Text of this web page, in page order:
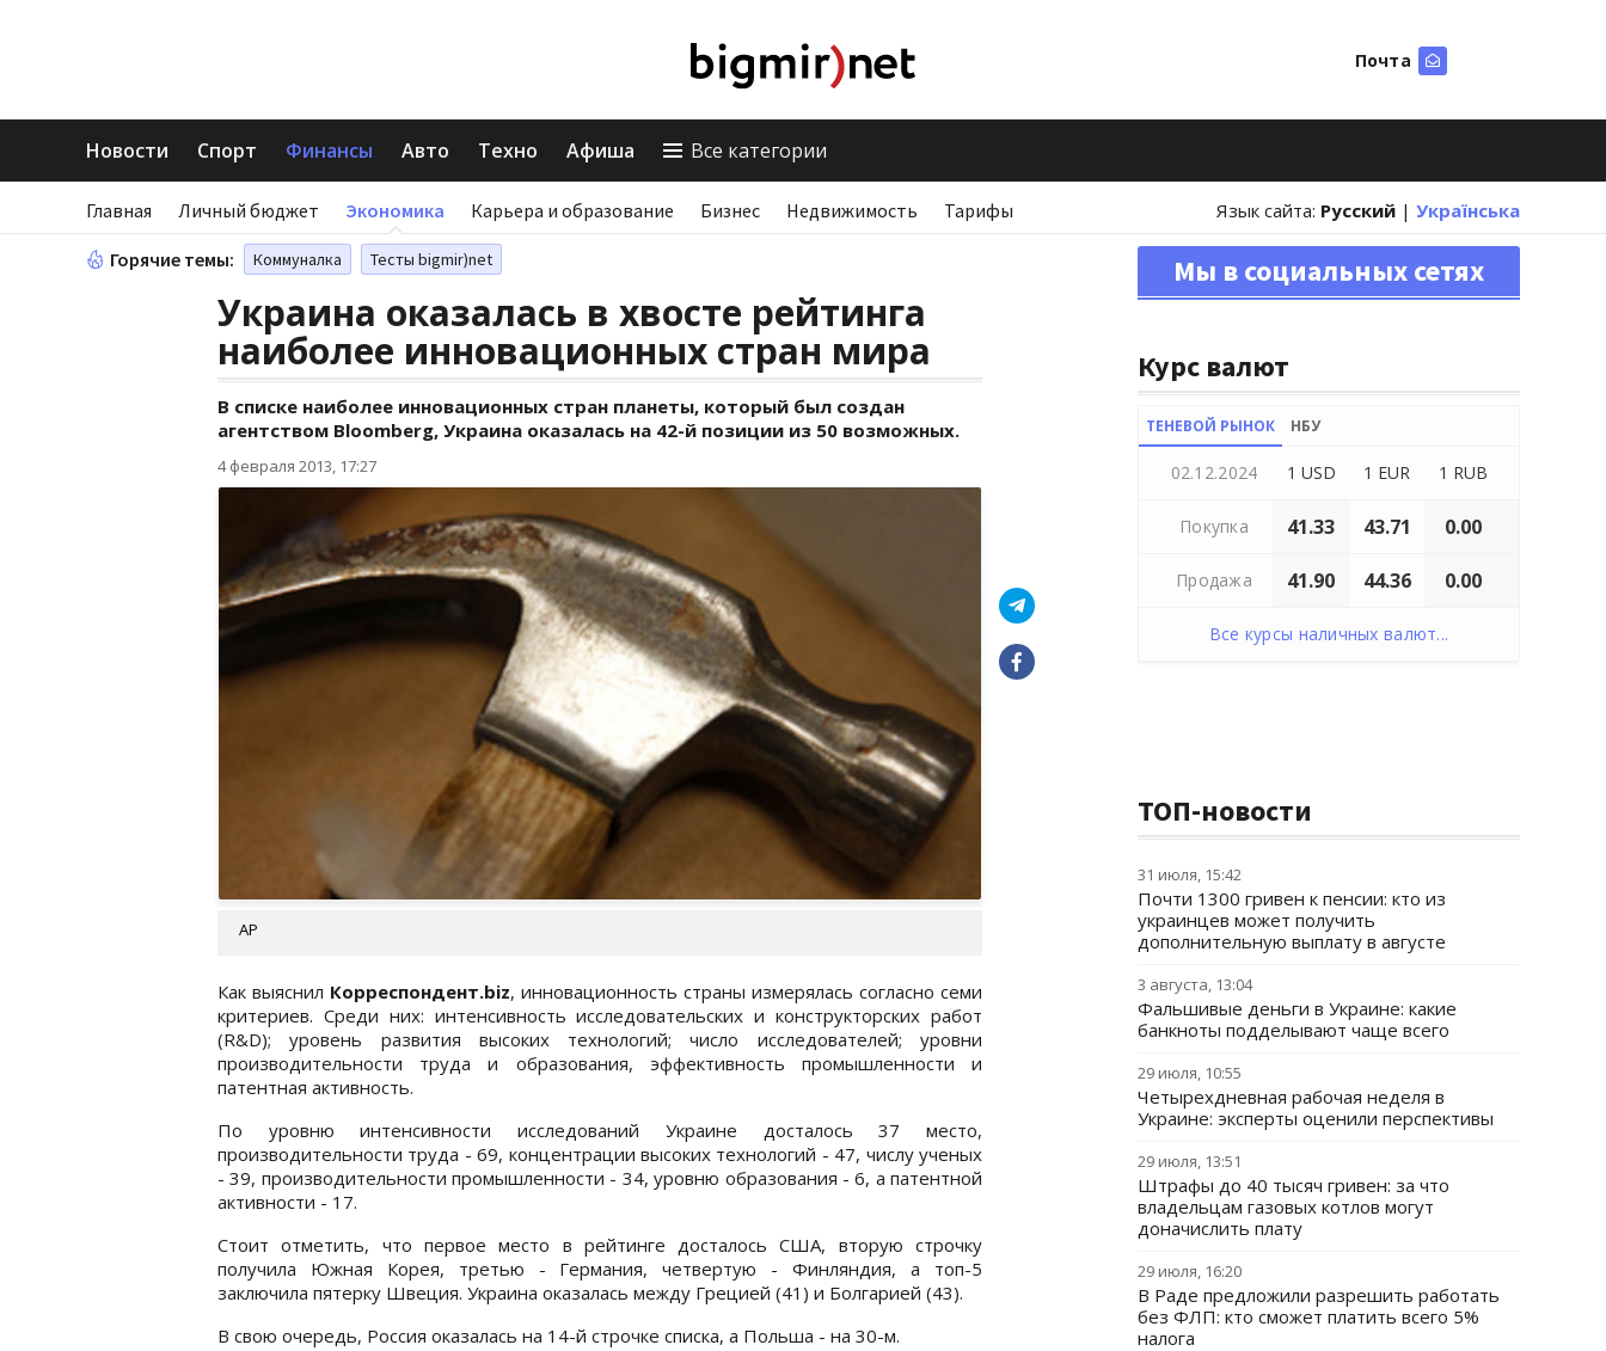
Почта
Новости Спорт Финансы Авто Техно Афиша Все категории
Главная Личный бюджет Экономика Карьера и образование Бизнес Недвижимость Тарифы Язык сайта: Русский | Українська
Горячие темы: Коммуналка Тесты bigmir)net
Украина оказалась в хвосте рейтинга
наиболее инновационных стран мира
В списке наиболее инновационных стран планеты, который был создан
агентством Bloomberg, Украина оказалась на 42-й позиции из 50 возможных.
4 февраля 2013, 17:27
АР
Как выяснил Корреспондент.biz, инновационность страны измерялась согласно семи
критериев. Среди них: интенсивность исследовательских и конструкторских работ
(R&D); уровень развития высоких технологий; число исследователей; уровни
производительности труда и образования, эффективность промышленности и
патентная активность.
По уровню интенсивности исследований Украине досталось 37 место,
производительности труда - 69, концентрации высоких технологий - 47, числу ученых
- 39, производительности промышленности - 34, уровню образования - 6, а патентной
активности - 17.
Стоит отметить, что первое место в рейтинге досталось США, вторую строчку
получила Южная Корея, третью - Германия, четвертую - Финляндия, а топ-5
заключила пятерку Швеция. Украина оказалась между Грецией (41) и Болгарией (43).
В свою очередь, Россия оказалась на 14-й строчке списка, а Польша - на 30-м.
Мы в социальных сетях
Курс валют
ТЕНЕВОЙ РЫНОК НБУ
02.12.2024 1 USD 1 EUR 1 RUB
Покупка 41.33 43.71 0.00
Продажа 41.90 44.36 0.00
Все курсы наличных валют...
ТОП-новости
31 июля, 15:42
Почти 1300 гривен к пенсии: кто из
украинцев может получить
дополнительную выплату в августе
3 августа, 13:04
Фальшивые деньги в Украине: какие
банкноты подделывают чаще всего
29 июля, 10:55
Четырехдневная рабочая неделя в
Украине: эксперты оценили перспективы
29 июля, 13:51
Штрафы до 40 тысяч гривен: за что
владельцам газовых котлов могут
доначислить плату
29 июля, 16:20
В Раде предложили разрешить работать
без ФЛП: кто сможет платить всего 5%
налога